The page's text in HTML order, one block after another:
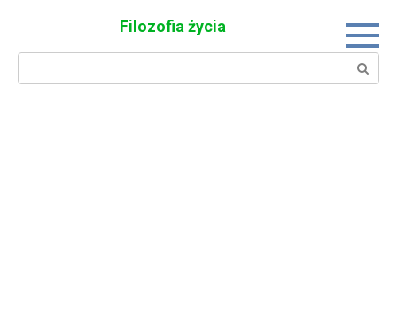
Filozofia życia
Search: